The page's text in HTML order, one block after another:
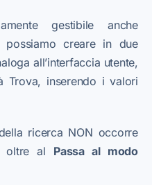
gestibile anche
creare in due
all’interfaccia utente,
Trova, inserendo i valori
ricerca NON occorre
oltre al Passa al modo